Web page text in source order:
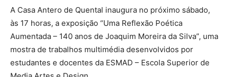
A Casa Antero de Quental inaugura no próximo sábado,
às 17 horas, a exposição “Uma Reflexão Poética
Aumentada – 140 anos de Joaquim Moreira da Silva”, uma
mostra de trabalhos multimédia desenvolvidos por
estudantes e docentes da ESMAD – Escola Superior de